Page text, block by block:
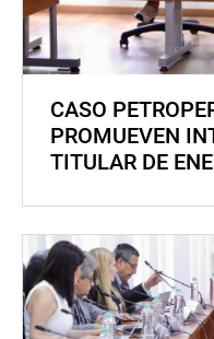
CASO
PROMUEVEN
TITULAR DE